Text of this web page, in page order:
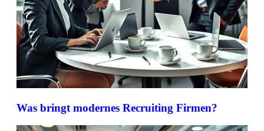
Was bringt modernes Recruiting Firmen?